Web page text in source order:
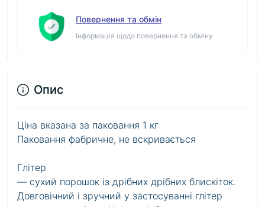
Повернення та обмін
Інформація щодо повернення та обміну
Опис
Ціна вказана за паковання 1 кг
Паковання фабричне, не вскривається
Глітер
— сухий порошок із дрібних дрібних блискіток.
Довговічний і зручний у застосуванні глітер